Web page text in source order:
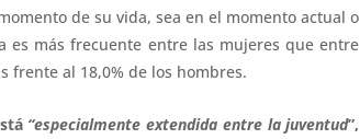
de su vida, sea en el momento actual o
es más frecuente entre las mujeres que entre
frente al 18,0% de los hombres.
“especialmente extendida entre la juventud”,